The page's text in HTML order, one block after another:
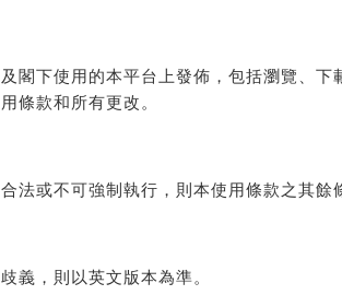
閣下使用的本平台上發佈，包括瀏覽、
條款和所有更改。
法或不可強制執行，則本使用條款之其餘
義，則以英文版本為準。